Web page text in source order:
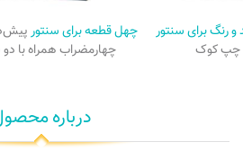
رنگ برای سنتور
چپ کوک
چهل قطعه برای سنتور
چهارمضراب همراه با
درباره